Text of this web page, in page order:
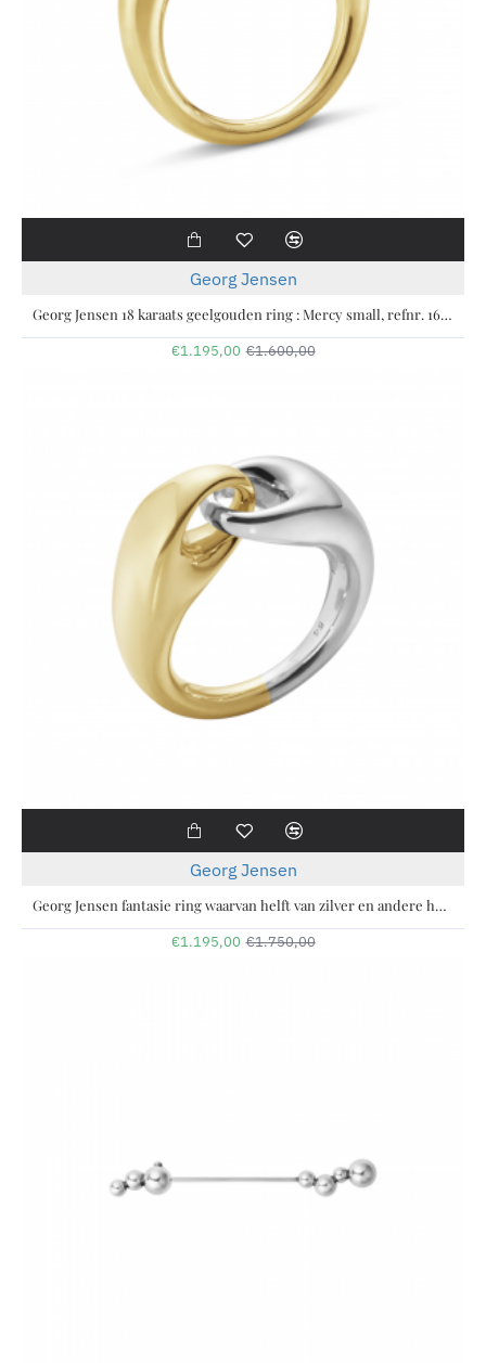
Georg Jensen
Georg Jensen 18 karaats geelgouden ring : Mercy small, refnr. 1636A YG - 11112744
€1.195,00 €1.600,00
Georg Jensen
Georg Jensen fantasie ring waarvan helft van zilver en andere helft van 18 krt geelgoud : Reflect large 652B - 11112766
€1.195,00 €1.750,00